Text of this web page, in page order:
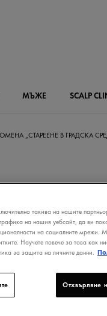
МЪЖЕ SCALP
„СТАРЕЕНЕ В ГРАДСКА
такива на нашите
на нашия уебсайт, да ви
на социалните мрежи.
Научете повече за това как
за защита на личните данни.
Отхвърляне